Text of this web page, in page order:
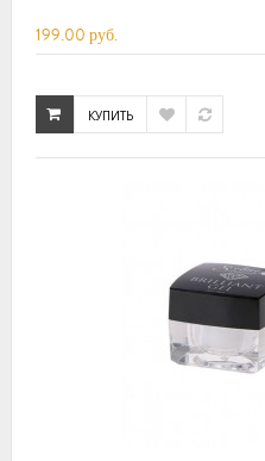
199.00 руб.
КУПИТЬ